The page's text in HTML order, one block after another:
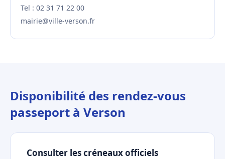
Tel : 02 31 71 22 00
mairie@ville-verson.fr
Disponibilité des rendez-vous
passeport à Verson
Consulter les créneaux officiels